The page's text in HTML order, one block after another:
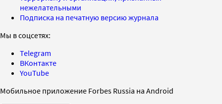
нежелательными
Подписка на печатную версию журнала
Мы в соцсетях:
Telegram
ВКонтакте
YouTube
Мобильное приложение Forbes Russia на Android